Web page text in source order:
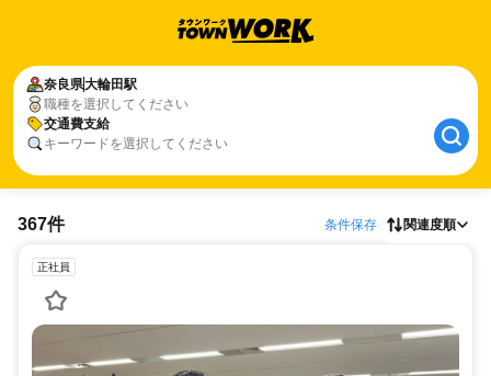
奈良県大輪田駅
職種を選択してください
交通費支給
キーワードを選択してください
367件 条件保存 関連度順
正社員